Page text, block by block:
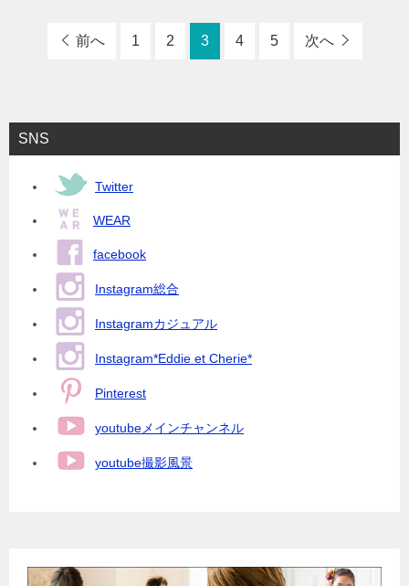
前へ 1 2 3 4 5 次へ
SNS
Twitter
WEAR
facebook
Instagram総合
Instagramカジュアル
Instagram*Eddie et Cherie*
Pinterest
youtubeメインチャンネル
youtube撮影風景